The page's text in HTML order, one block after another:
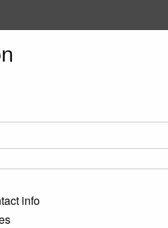
info